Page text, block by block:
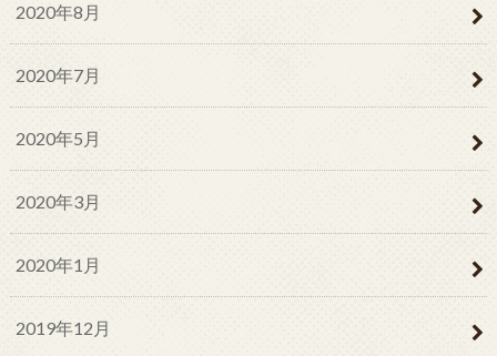
2020年8月
2020年7月
2020年5月
2020年3月
2020年1月
2019年12月